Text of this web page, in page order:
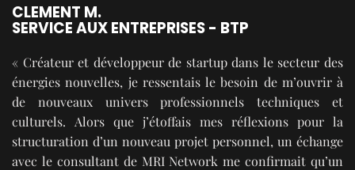
CLEMENT M.
SERVICE AUX ENTREPRISES - BTP
« Créateur et développeur de startup dans le secteur des
énergies nouvelles, je ressentais le besoin de m’ouvrir à
de nouveaux univers professionnels techniques et
culturels. Alors que j’étoffais mes réflexions pour la
structuration d’un nouveau projet personnel, un échange
avec le consultant de MRI Network me confirmait qu’un